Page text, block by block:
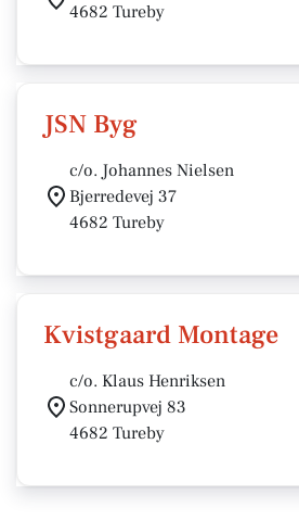
4682 Tureby
JSN Byg
c/o. Johannes Nielsen
Bjerredevej 37
4682 Tureby
Kvistgaard Montage
c/o. Klaus Henriksen
Sonnerupvej 83
4682 Tureby